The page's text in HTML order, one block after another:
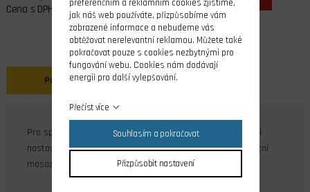
Cena s DPH
Popis
Pro spojení lanka a vidličky nebo kulového čepu s možností
nastavení délky lankového náhonu. Materiál vysokopevnostní
mosaz, válcovaný závit.
preferenčním a reklamním cookies zjistíme,
jak náš web používáte, přizpůsobíme vám
zobrazené informace a nebudeme vás
obtěžovat nerelevantní reklamou. Můžete také
pokračovat pouze s cookies nezbytnými pro
fungování webu. Cookies nám dodávají
energii pro další vylepšování.
Přečíst více
Souhlasím a pokračovat
Přizpůsobit nastavení